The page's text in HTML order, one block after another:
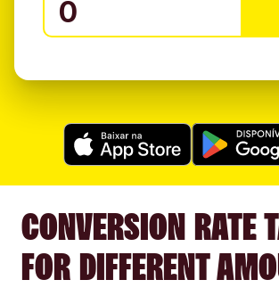
CONVERSION RATE
FOR DIFFERENT